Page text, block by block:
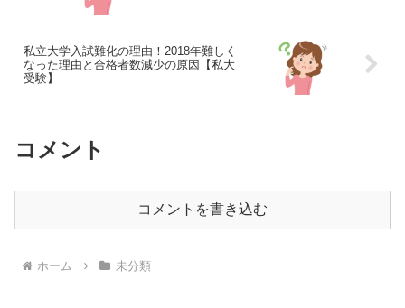
私立大学入試難化の理由！2018年難しく
なった理由と合格者数減少の原因【私大
受験】
コメント
コメントを書き込む
ホーム 未分類